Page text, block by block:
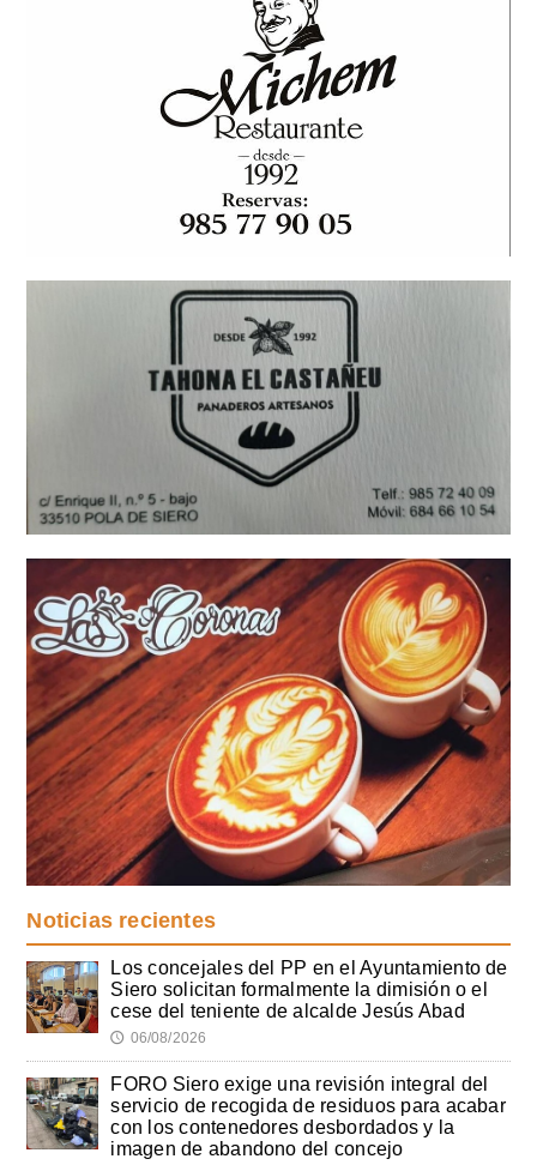
Noticias recientes
Los concejales del PP en el Ayuntamiento de
Siero solicitan formalmente la dimisión o el
cese del teniente de alcalde Jesús Abad
🕔 06/08/2026
FORO Siero exige una revisión integral del
servicio de recogida de residuos para acabar
con los contenedores desbordados y la
imagen de abandono del concejo